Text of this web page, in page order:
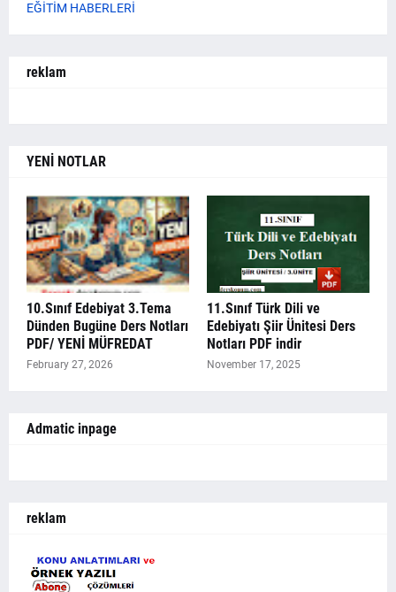
EĞİTİM HABERLERİ
reklam
YENİ NOTLAR
10.Sınıf Edebiyat 3.Tema
Dünden Bugüne Ders Notları
PDF/ YENİ MÜFREDAT
February 27, 2026
11.Sınıf Türk Dili ve
Edebiyatı Şiir Ünitesi Ders
Notları PDF indir
November 17, 2025
Admatic inpage
reklam